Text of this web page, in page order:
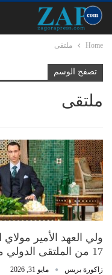
Home ملتقى
تصفح الوسم
ملتقى
ولي العهد الأمير
17 من الملتقى الدولي محمد السادس لألعاب القوى
زاكورة بريس مايو 31, 2026